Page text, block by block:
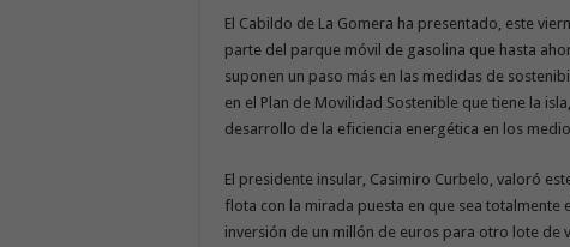
El Cabildo de La Gomera ha presentado, este
parte del parque móvil de gasolina que hasta
suponen un paso más en las medidas de
en el Plan de Movilidad Sostenible que tiene la
desarrollo de la eficiencia energética en los
El presidente insular, Casimiro Curbelo, valoró
flota con la mirada puesta en que sea totalmente
inversión de un millón de euros para otro lote de